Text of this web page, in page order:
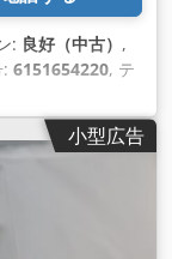
: 良好（中古） ,
6151654220, テ
トリから:
ル型ドライバー
能付き（オプシ
～5700 min-1
ナンス用のそ
ます。
小型広告